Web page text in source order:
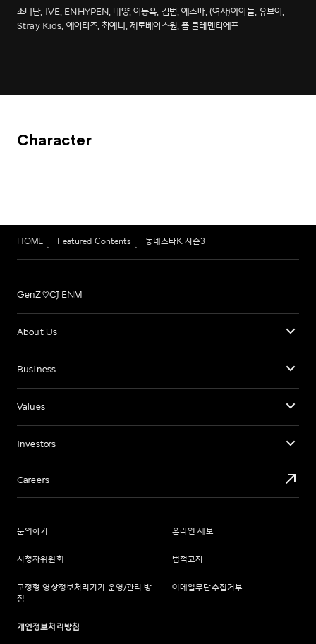
조나단, IVE, ENHYPEN, 태양, 이동욱, 김범, 에스파, (여자)아이들, 유브이,
Stray Kids, 에이티즈, 최예나, 제로베이스원, 폼 클레멘티에프
Character
HOME Featured Contents 동네스타K 시즌3
GenZ♡CJ ENM
About Us
Business
Values
Investors
Careers
문의하기 온라인 제보
시청자위원회 법적고지
고정형 영상정보처리기기 운영/관리 방
침
이메일무단수집거부
개인정보처리방침